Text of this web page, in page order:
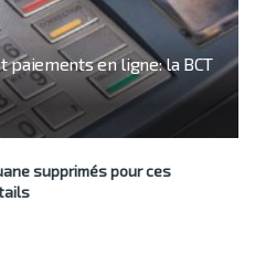
en ligne: la BCT
supprimés pour ces